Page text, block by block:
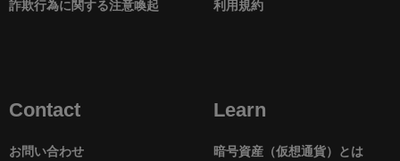
詐欺行為に関する注意喚起
利用規約
Contact
お問い合わせ
Learn
暗号資産（仮想通貨）とは